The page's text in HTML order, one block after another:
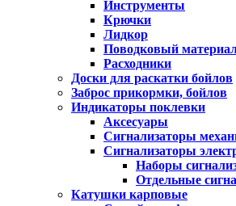
Инструменты
Крючки
Лидкор
Поводковый
Расходники
Доски для раскатки бойлов
Заброс прикормки, бойлов
Индикаторы поклевки
Аксесуары
Сигнализаторы
Сигнализаторы
Наборы
Отдельные
Катушки карповые